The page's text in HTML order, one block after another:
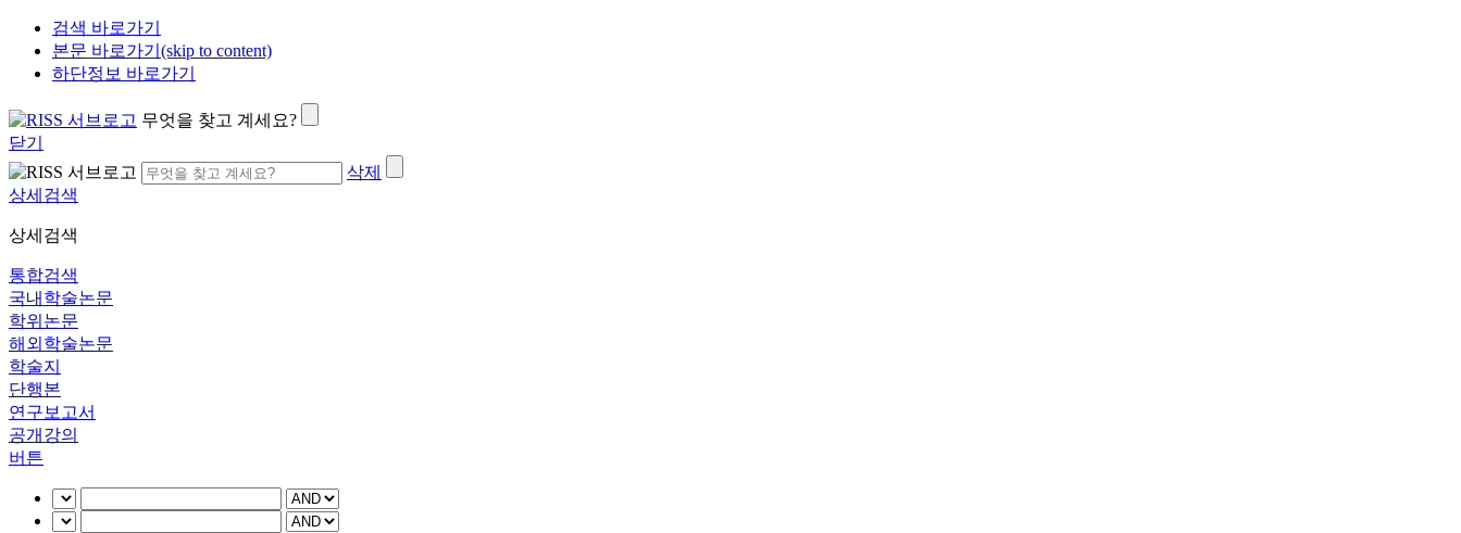
검색 바로가기
본문 바로가기(skip to content)
하단정보 바로가기
무엇을 찾고 계세요?
닫기
삭제
상세검색
상세검색
통합검색
국내학술논문
학위논문
해외학술논문
학술지
단행본
연구보고서
공개강의
버튼